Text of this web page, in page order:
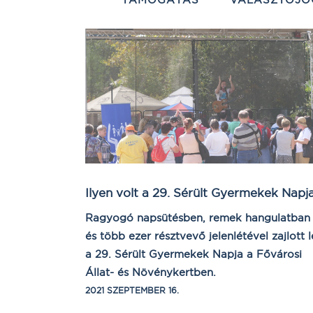
Ilyen volt a 29. Sérült Gyermekek
Ragyogó napsütésben, remek hangulatban
és több ezer résztvevő jelenlétével zajlott
a 29. Sérült Gyermekek Napja a Fővárosi
Állat- és Növénykertben.
2021 SZEPTEMBER 16.